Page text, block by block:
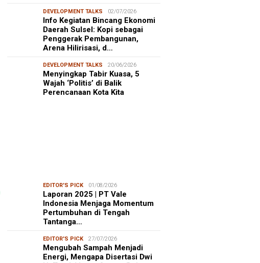
DEVELOPMENT TALKS 02/07/2026
Info Kegiatan Bincang Ekonomi
Daerah Sulsel: Kopi sebagai
Penggerak Pembangunan,
Arena Hilirisasi, d…
DEVELOPMENT TALKS 20/06/2026
Menyingkap Tabir Kuasa, 5
Wajah ‘Politis’ di Balik
Perencanaan Kota Kita
EDITOR'S PICK 01/08/2026
Laporan 2025 | PT Vale
Indonesia Menjaga Momentum
Pertumbuhan di Tengah
Tantanga…
EDITOR'S PICK 27/07/2026
Mengubah Sampah Menjadi
Energi, Mengapa Disertasi Dwi